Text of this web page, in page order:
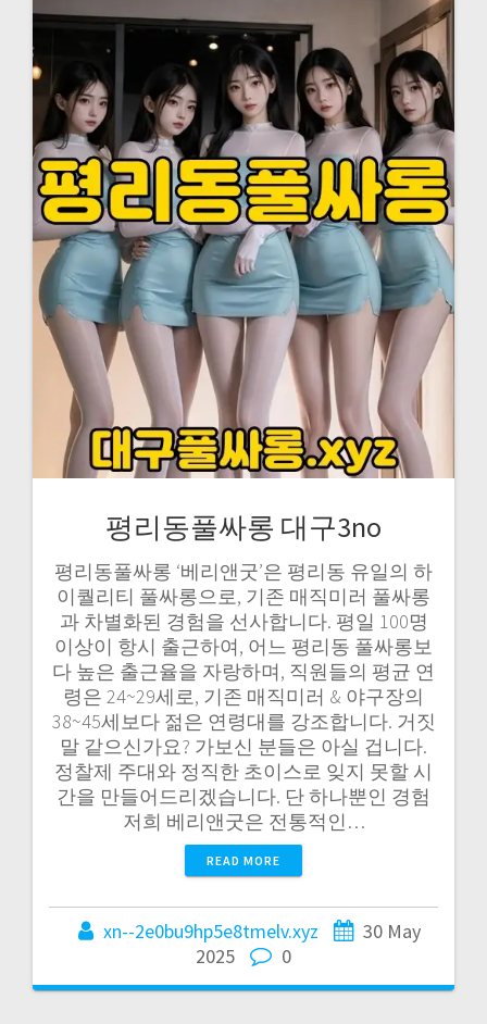
평리동풀싸롱 대구3no
평리동풀싸롱 ‘베리앤굿’은 평리동 유일의 하
이퀄리티 풀싸롱으로, 기존 매직미러 풀싸롱
과 차별화된 경험을 선사합니다. 평일 100명
이상이 항시 출근하여, 어느 평리동 풀싸롱보
다 높은 출근율을 자랑하며, 직원들의 평균 연
령은 24~29세로, 기존 매직미러 & 야구장의
38~45세보다 젊은 연령대를 강조합니다. 거짓
말 같으신가요? 가보신 분들은 아실 겁니다.
정찰제 주대와 정직한 초이스로 잊지 못할 시
간을 만들어드리겠습니다. 단 하나뿐인 경험
저희 베리앤굿은 전통적인…
READ MORE
xn--2e0bu9hp5e8tmelv.xyz
30 May
2025
0